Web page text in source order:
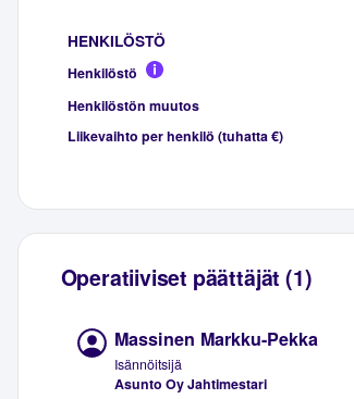
HENKILÖSTÖ
Henkilöstö
Henkilöstön muutos
Liikevaihto per henkilö (tuhatta €)
Operatiiviset päättäjät (1)
Massinen Markku-Pekka
Isännöitsijä
Asunto Oy Jahtimestari